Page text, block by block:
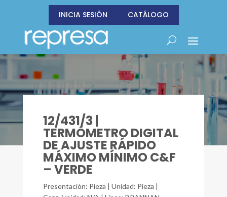
INICIA SESIÓN CATÁLOGO
12/431/3 |
TERMÓMETRO DIGITAL
DE AJUSTE RÁPIDO
MÁXIMO MÍNIMO C&F
– VERDE
Presentación: Pieza | Unidad: Pieza |